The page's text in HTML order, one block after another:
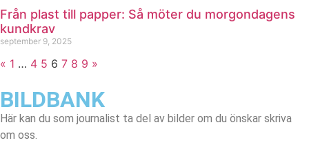
Från plast till papper: Så möter du morgondagens
kundkrav
september 9, 2025
« 1 … 4 5 6 7 8 9 »
BILDBANK
Här kan du som journalist ta del av bilder om du önskar skriva
om oss.